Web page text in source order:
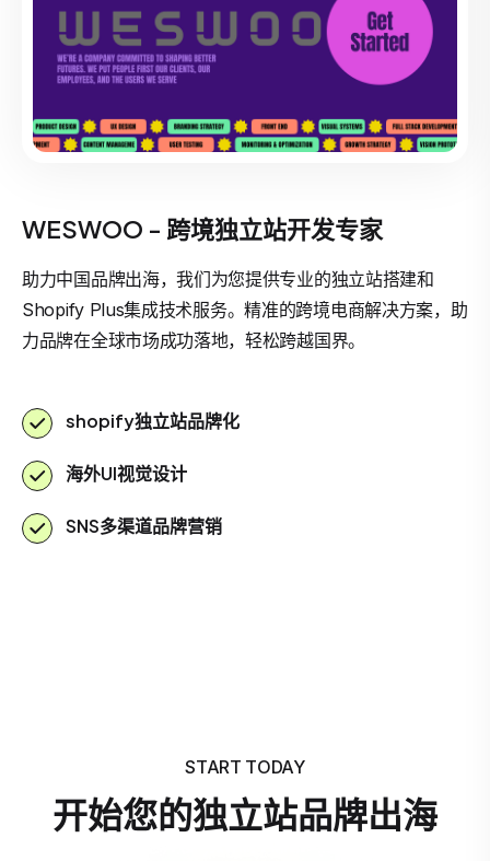
WESWOO - 跨境独立站开发专家
助力中国品牌出海，我们为您提供专业的独立站搭建和
Shopify Plus集成技术服务。精准的跨境电商解决方案，助
力品牌在全球市场成功落地，轻松跨越国界。
shopify独立站品牌化
海外UI视觉设计
SNS多渠道品牌营销
START TODAY
开始您的独立站品牌出海